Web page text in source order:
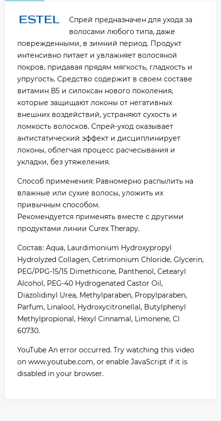
Спрей предназначен для ухода за
волосами любого типа, даже
поврежденными, в зимний период. Продукт
интенсивно питает и увлажняет волосяной
покров, придавая прядям мягкость, гладкость и
упругость. Средство содержит в своем составе
витамин В5 и силоксан нового поколения,
которые защищают локоны от негативных
внешних воздействий, устраняют сухость и
ломкость волосков. Спрей-уход оказывает
антистатический эффект и дисциплинирует
локоны, облегчая процесс расчесывания и
укладки, без утяжеления.
Способ применения: Равномерно распылить на
влажные или сухие волосы, уложить их
привычным способом.
Рекомендуется применять вместе с другими
продуктами линии Curex Therapy.
Состав: Aqua, Laurdimonium Hydroxypropyl
Hydrolyzed Collagen, Cetrimonium Chloride, Glycerin,
PEG/PPG-15/15 Dimethicone, Panthenol, Cetearyl
Alcohol, PEG-40 Hydrogenated Castor Oil,
Diazolidinyl Urea, Methylparaben, Propylparaben,
Parfum, Linalool, Hydroxycitronellal, Butylphenyl
Methylpropional, Hexyl Cinnamal, Limonene, CI
60730.
YouTube An error occurred. Try watching this video
on www.youtube.com, or enable JavaScript if it is
disabled in your browser.